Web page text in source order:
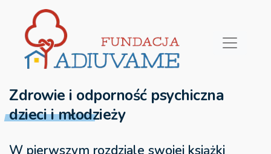
Zdrowie i odporność psychiczna
dzieci i młodzieży
W pierwszym rozdziale swojej książki